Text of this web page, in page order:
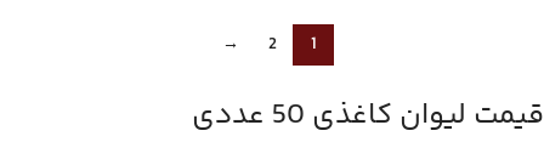
1
2
→
قیمت لیوان کاغذی 50 عددی